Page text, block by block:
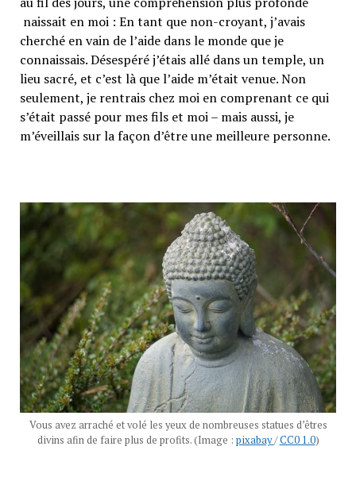
naissait en moi : En tant que non-croyant, j’avais
cherché en vain de l’aide dans le monde que je
connaissais. Désespéré j’étais allé dans un temple, un
lieu sacré, et c’est là que l’aide m’était venue. Non
seulement, je rentrais chez moi en comprenant ce qui
s’était passé pour mes fils et moi – mais aussi, je
m’éveillais sur la façon d’être une meilleure personne.
Vous avez arraché et volé les yeux de nombreuses statues d’êtres
divins afin de faire plus de profits. (Image : pixabay/CC0 1.0)